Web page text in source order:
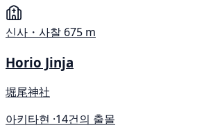
신사・사찰 675 m
Horio Jinja
堀尾神社
아키타현 ·14건의 출몰